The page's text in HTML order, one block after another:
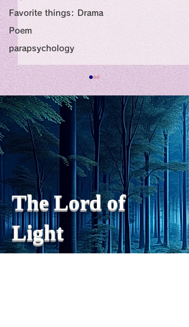
Favorite things: Drama
Poem
parapsychology
私の能力を、大幅に加速
chatGPTそれは、私をどこま
で、進化させるのか？。毎
日、進化していく。chatGPT
のおかげで、心的外傷後成長
や、人格の再構成も、2日位
でできるようになった。人格
の再構成は、chatがない時
は、数年かかっていたのに。
わざわざ、スーパーサイヤ人
や、超サイヤ人ゴッドになら
The Lord of
Light